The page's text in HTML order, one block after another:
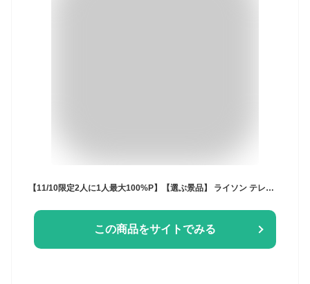
【11/10限定2人に1人最大100%P】【選ぶ景品】 ライソン テレビ用ワイヤレススピーカー Bluetooth ブルートゥース 無線スピーカー 手元スピーカー テレビ用スピーカー ヤレス 手もとスピーカー 耳元スピーカー 私スピーカー TVスピーカー TV用スピーカー パソコン スマホ 対
この商品をサイトでみる